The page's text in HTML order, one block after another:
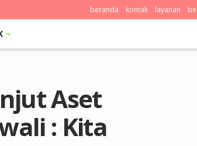
beranda kontak layanan
Aset
: Kita